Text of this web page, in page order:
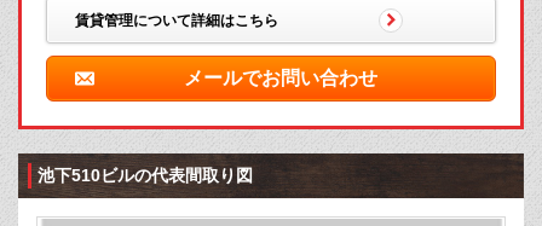
賃貸管理について詳細はこちら
メールでお問い合わせ
池下510ビルの代表間取り図